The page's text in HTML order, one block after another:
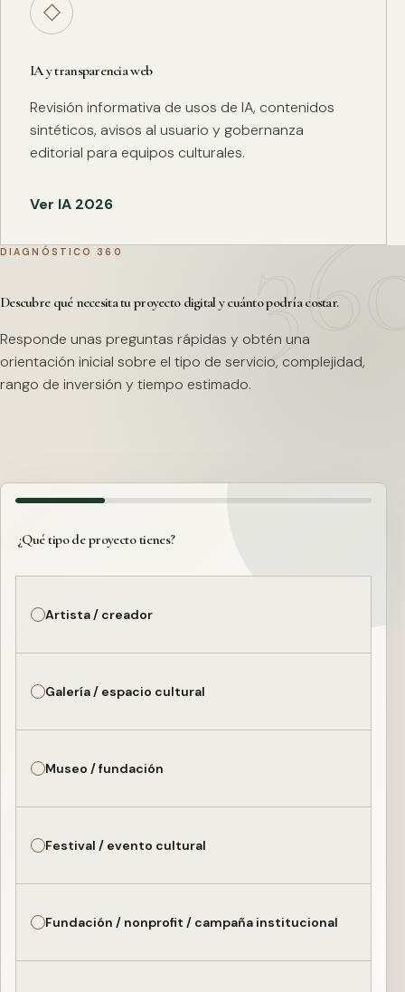
◇
IA y transparencia web
Revisión informativa de usos de IA, contenidos
sintéticos, avisos al usuario y gobernanza
editorial para equipos culturales.
Ver IA 2026
DIAGNÓSTICO 360
Descubre qué necesita tu proyecto digital y cuánto podría costar.
Responde unas preguntas rápidas y obtén una
orientación inicial sobre el tipo de servicio, complejidad,
rango de inversión y tiempo estimado.
¿Qué tipo de proyecto tienes?
Artista / creador
Galería / espacio cultural
Museo / fundación
Festival / evento cultural
Fundación / nonprofit / campaña institucional